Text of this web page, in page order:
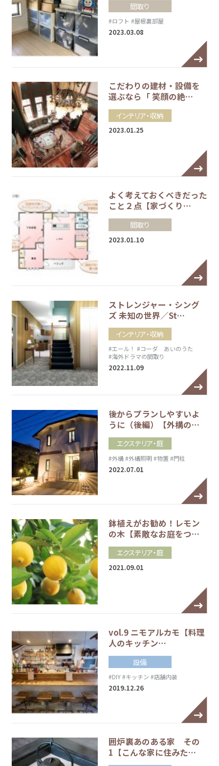
間取り
#ロフト #屋根裏部屋
2023.03.08
こだわりの建材・設備を
選ぶなら「 笑顔の絶…
インテリア・収納
2023.01.25
よく考えておくべきだった
こと２点【家づくり…
間取り
2023.01.10
ストレンジャー・シング
ズ 未知の世界／St…
インテリア・収納
#エール！ #コーダ あいのうた
#海外ドラマの間取り
2022.11.09
後からプランしやすいよ
うに（後編）【外構の…
エクステリア・庭
#外構#外構照明 #物置 #門柱
2022.07.01
鉢植えがお勧め！レモン
の木【素敵なお庭をつ…
エクステリア・庭
2021.09.01
vol.9 ニモアルカモ【料理
人のキッチン…
設備
#DIY#キッチン #店舗内装
2019.12.26
囲炉裏あのある家 その
1【こんな家に住みた…